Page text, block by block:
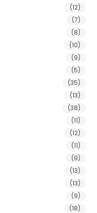
(12)
(7)
(8)
(10)
(9)
(5)
(35)
(13)
(38)
(11)
(12)
(11)
(9)
(13)
(13)
(9)
(18)